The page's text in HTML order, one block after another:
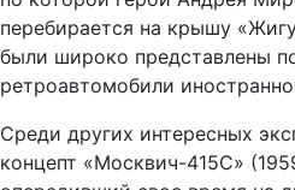
перебирается на крышу
были широко представлены
ретроавтомобили
Среди других интересных
концепт «Москвич-415С»